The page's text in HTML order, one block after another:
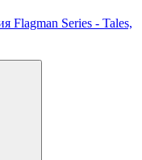
Flagman Series - Tales,